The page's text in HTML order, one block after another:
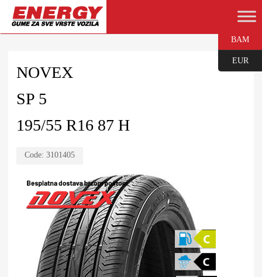
NOVEX
SP 5
195/55 R16 87 H
Code: 3101405
BAM
EUR